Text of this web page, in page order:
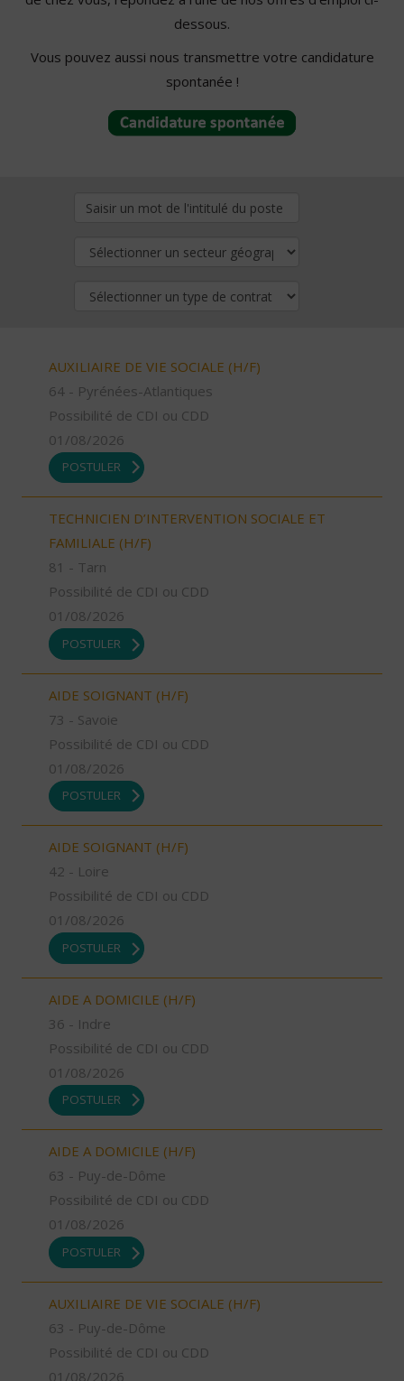
dessous.
Vous pouvez aussi nous transmettre votre candidature
spontanée !
AUXILIAIRE DE VIE SOCIALE (H/F)
64 - Pyrénées-Atlantiques
Possibilité de CDI ou CDD
01/08/2026
POSTULER
TECHNICIEN D’INTERVENTION SOCIALE ET
FAMILIALE (H/F)
81 - Tarn
Possibilité de CDI ou CDD
01/08/2026
POSTULER
AIDE SOIGNANT (H/F)
73 - Savoie
Possibilité de CDI ou CDD
01/08/2026
POSTULER
AIDE SOIGNANT (H/F)
42 - Loire
Possibilité de CDI ou CDD
01/08/2026
POSTULER
AIDE A DOMICILE (H/F)
36 - Indre
Possibilité de CDI ou CDD
01/08/2026
POSTULER
AIDE A DOMICILE (H/F)
63 - Puy-de-Dôme
Possibilité de CDI ou CDD
01/08/2026
POSTULER
AUXILIAIRE DE VIE SOCIALE (H/F)
63 - Puy-de-Dôme
Possibilité de CDI ou CDD
01/08/2026